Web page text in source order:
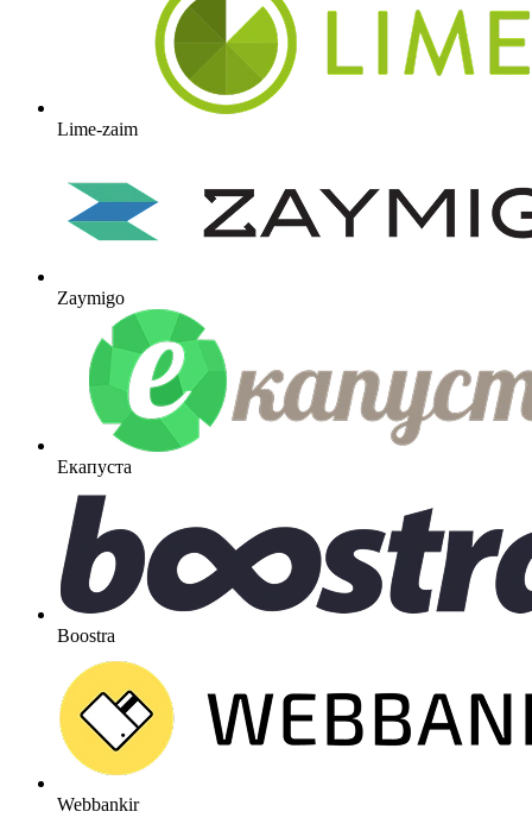
Lime-zaim
Zaymigo
Екапуста
Boostra
Webbankir